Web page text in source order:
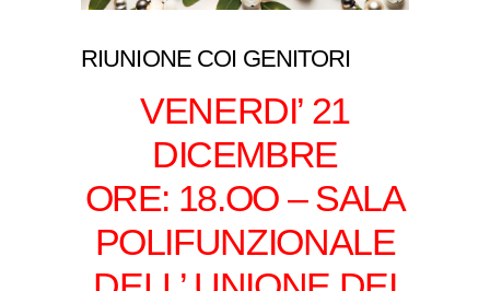
RIUNIONE COI GENITORI
VENERDI’ 21
DICEMBRE
ORE: 18.OO – SALA
POLIFUNZIONALE